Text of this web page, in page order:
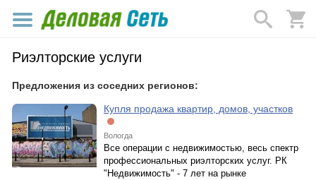
Риэлторские услуги
Предложения из соседних регионов:
Купля продажа квартир, домов, участков
Вологда
Все операции с недвижимостью, весь спектр
профессиональных риэлторских услуг. РК
"Недвижимость" - 7 лет на рынке